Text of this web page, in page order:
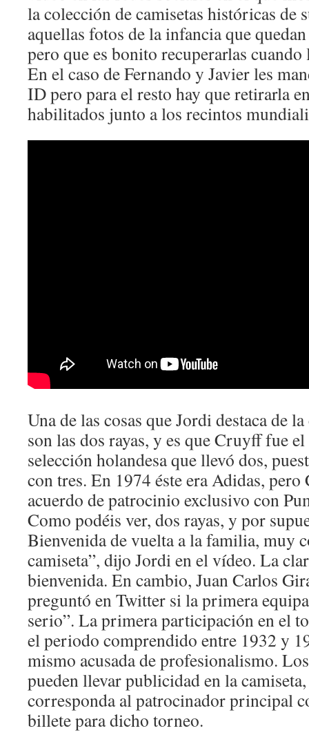
la colección de camisetas históricas de
aquellas fotos de la infancia que
pero que es bonito recuperarlas
En el caso de Fernando y Javier les
ID pero para el resto hay que retirarla
habilitados junto a los recintos
Una de las cosas que Jordi destaca de
son las dos rayas, y es que Cruyff fue
selección holandesa que llevó dos,
con tres. En 1974 éste era Adidas,
acuerdo de patrocinio exclusivo con
Como podéis ver, dos rayas, y por
Bienvenida de vuelta a la familia, muy
camiseta”, dijo Jordi en el vídeo. La
bienvenida. En cambio, Juan Carlos
preguntó en Twitter si la primera
serio”. La primera participación en el
el periodo comprendido entre 1932 y
mismo acusada de profesionalismo.
pueden llevar publicidad en la
corresponda al patrocinador principal
billete para dicho torneo.